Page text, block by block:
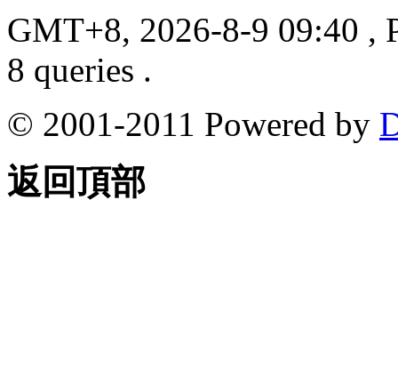
GMT+8, 2026-8-9 09:40 ,
8 queries .
© 2001-2011 Powered by
返回頂部